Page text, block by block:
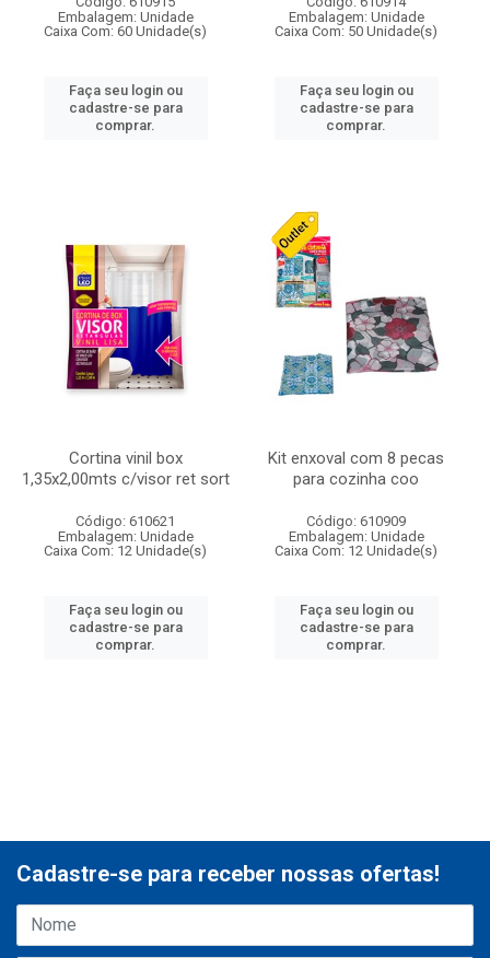
Embalagem: Unidade
Caixa Com: 60 Unidade(s)
Faça seu login ou
cadastre-se para
comprar.
Embalagem: Unidade
Caixa Com: 50 Unidade(s)
Faça seu login ou
cadastre-se para
comprar.
Cortina vinil box
1,35x2,00mts c/visor ret sort
Código: 610621
Embalagem: Unidade
Caixa Com: 12 Unidade(s)
Faça seu login ou
cadastre-se para
comprar.
Kit enxoval com 8 pecas
para cozinha coo
Código: 610909
Embalagem: Unidade
Caixa Com: 12 Unidade(s)
Faça seu login ou
cadastre-se para
comprar.
Cadastre-se para receber nossas ofertas!